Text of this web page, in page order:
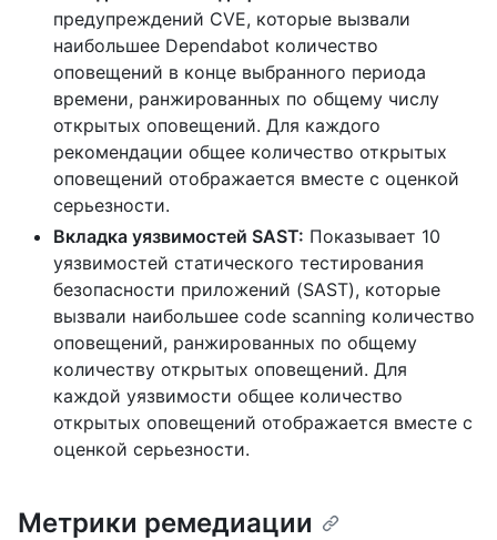
предупреждений CVE, которые вызвали
наибольшее Dependabot количество
оповещений в конце выбранного периода
времени, ранжированных по общему числу
открытых оповещений. Для каждого
рекомендации общее количество открытых
оповещений отображается вместе с оценкой
серьезности.
Вкладка уязвимостей SAST: Показывает 10
уязвимостей статического тестирования
безопасности приложений (SAST), которые
вызвали наибольшее code scanning количество
оповещений, ранжированных по общему
количеству открытых оповещений. Для
каждой уязвимости общее количество
открытых оповещений отображается вместе с
оценкой серьезности.
Метрики ремедиации